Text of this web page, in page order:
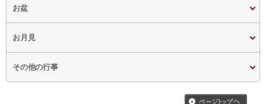
お盆
お月見
その他の行事